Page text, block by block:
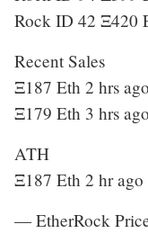
Rock ID 42 Ξ420
Recent Sales
Ξ187 Eth 2 hrs ago
Ξ179 Eth 3 hrs ago
ATH
Ξ187 Eth 2 hr ago
— EtherRock